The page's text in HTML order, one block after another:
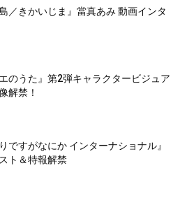
島／きかいじま』當真あみ 動画インタ
エのうた』第2弾キャラクタービジュア
解禁！
りですがなにか インターナショナル』
ト＆特報解禁